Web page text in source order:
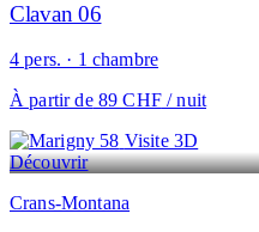
Clavan 06
4 pers. · 1 chambre
À partir de89 CHF/ nuit
Visite 3D
Découvrir
Crans-Montana